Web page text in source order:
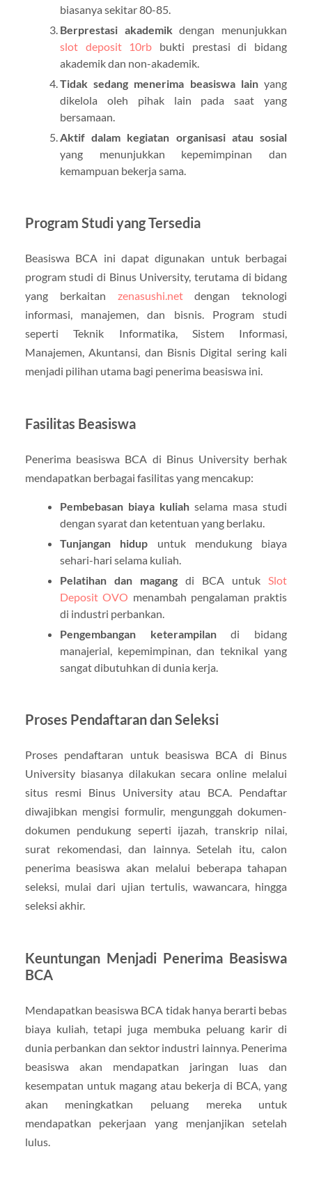
biasanya sekitar 80-85.
Berprestasi akademikdengan menunjukkan
slot deposit 10rb bukti prestasi di bidang
akademik dan non-akademik.
Tidak sedang menerima beasiswa lainyang
dikelola oleh pihak lain pada saat yang
bersamaan.
Aktif dalam kegiatan organisasi atau sosial
yang menunjukkan kepemimpinan dan
kemampuan bekerja sama.
Program Studi yang Tersedia
Beasiswa BCA ini dapat digunakan untuk berbagai
program studi di Binus University, terutama di bidang
yang berkaitan zenasushi.netdengan teknologi
informasi, manajemen, dan bisnis. Program studi
seperti Teknik Informatika, Sistem Informasi,
Manajemen, Akuntansi, dan Bisnis Digital sering kali
menjadi pilihan utama bagi penerima beasiswa ini.
Fasilitas Beasiswa
Penerima beasiswa BCA di Binus University berhak
mendapatkan berbagai fasilitas yang mencakup:
Pembebasan biaya kuliahselama masa studi
dengan syarat dan ketentuan yang berlaku.
Tunjangan hidup untuk mendukung biaya
sehari-hari selama kuliah.
Pelatihan dan magangdi BCA untukSlot
Deposit OVO menambah pengalaman praktis
di industri perbankan.
Pengembangan keterampilandi bidang
manajerial, kepemimpinan, dan teknikal yang
sangat dibutuhkan di dunia kerja.
Proses Pendaftaran dan Seleksi
Proses pendaftaran untuk beasiswa BCA di Binus
University biasanya dilakukan secara online melalui
situs resmi Binus University atau BCA. Pendaftar
diwajibkan mengisi formulir, mengunggah dokumen-
dokumen pendukung seperti ijazah, transkrip nilai,
surat rekomendasi, dan lainnya. Setelah itu, calon
penerima beasiswa akan melalui beberapa tahapan
seleksi, mulai dari ujian tertulis, wawancara, hingga
seleksi akhir.
Keuntungan Menjadi Penerima Beasiswa
BCA
Mendapatkan beasiswa BCA tidak hanya berarti bebas
biaya kuliah, tetapi juga membuka peluang karir di
dunia perbankan dan sektor industri lainnya. Penerima
beasiswa akan mendapatkan jaringan luas dan
kesempatan untuk magang atau bekerja di BCA, yang
akan meningkatkan peluang mereka untuk
mendapatkan pekerjaan yang menjanjikan setelah
lulus.